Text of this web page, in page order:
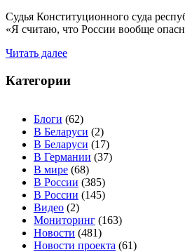
Судья Конституционного суда
«Я считаю, что России вообще
Читать далее
Категории
Блоги (62)
В Беларуси (2)
В Беларуси (17)
В Германии (37)
В мире (68)
В России (385)
В России (145)
Видео (2)
Мониторинг (163)
Новости (481)
Новости проекта (61)